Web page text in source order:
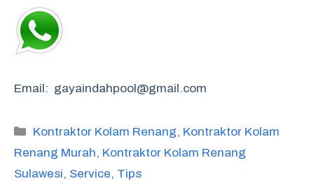
Email: gayaindahpool@gmail.com
Categories
Kontraktor Kolam Renang, Kontraktor Kolam
Renang Murah, Kontraktor Kolam Renang
Sulawesi, Service, Tips